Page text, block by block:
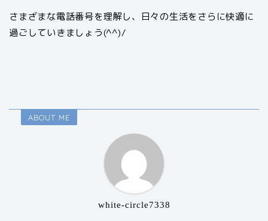
さまざまな電話番号を理解し、日々の生活をさらに快適に
過ごしていきましょう(^^)/
ABOUT ME
white-circle7338